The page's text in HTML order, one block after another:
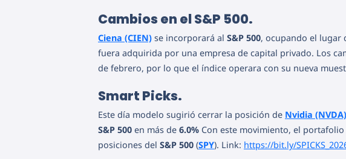
Cambios en el S&P 500.
Ciena (CIEN) se incorporará al S&P 500, ocupando el lugar
fuera adquirida por una empresa de capital privado. Los
de febrero, por lo que el índice operara con su nueva
Smart Picks.
Este día modelo sugirió cerrar la posición de Nvidia (NVDA)
S&P 500 en más de 6.0% Con este movimiento, el
posiciones del S&P 500 (SPY). Link: https://bit.ly/